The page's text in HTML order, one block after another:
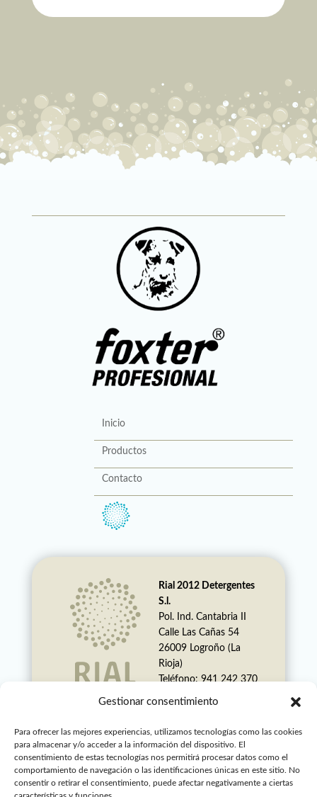
Gestionar consentimiento
Para ofrecer las mejores experiencias, utilizamos tecnologías como las cookies
para almacenar y/o acceder a la información del dispositivo. El
consentimiento de estas tecnologías nos permitirá procesar datos como el
comportamiento de navegación o las identificaciones únicas en este sitio. No
consentir o retirar el consentimiento, puede afectar negativamente a ciertas
Inicio
Productos
Contacto
Rial 2012 Detergentes
S.l.
Pol. Ind. Cantabria II
Calle Las Cañas 54
26009 Logroño (La
Rioja)
Teléfono: 941 242 370
Whatsapp: 621 231
info@rialdetergentes.co
m
Foxter es una marca
registrada